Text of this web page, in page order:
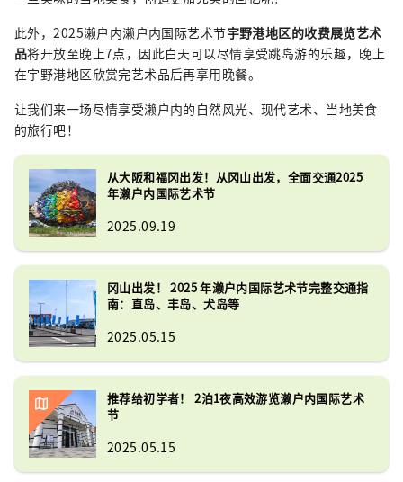
此外，2025濑户内濑户内国际艺术节宇野港地区的收费展览艺术
品将开放至晚上7点，因此白天可以尽情享受跳岛游的乐趣，晚上
在宇野港地区欣赏完艺术品后再享用晚餐。
让我们来一场尽情享受濑户内的自然风光、现代艺术、当地美食
的旅行吧！
从大阪和福冈出发！从冈山出发，全面交通2025
年濑户内国际艺术节
2025.09.19
冈山出发！ 2025 年濑户内国际艺术节完整交通指
南：直岛、丰岛、犬岛等
2025.05.15
推荐给初学者！ 2泊1夜高效游览濑户内国际艺术
节
2025.05.15